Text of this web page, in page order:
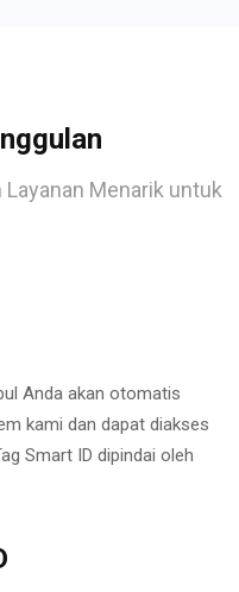
Menarik untuk
Anda akan otomatis
kami dan dapat diakses
Smart ID dipindai oleh